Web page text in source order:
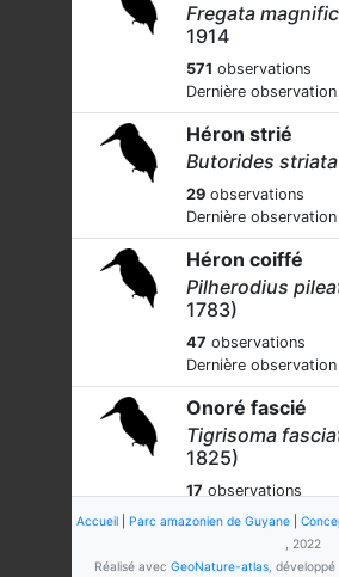
Fregata
1914
571 observations
Dernière observation
Héron strié
Butorides striata
29 observations
Dernière observation
Héron coiffé
Pilherodius
1783)
47 observations
Dernière observation
Onoré fascié
Tigrisoma
1825)
17 observations
Dernière observation
Aigrette
Accueil| Parc amazonien de Guyane|
, 2022
Réalisé avec GeoNature-atlas, développé